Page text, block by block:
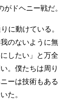
ドヘニー戦だ。
に動けている。
のないように無
したい」と万全
。僕たちは周り
ーは技術もある
た。